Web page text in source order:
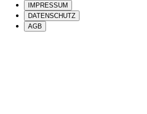
IMPRESSUM
DATENSCHUTZ
AGB